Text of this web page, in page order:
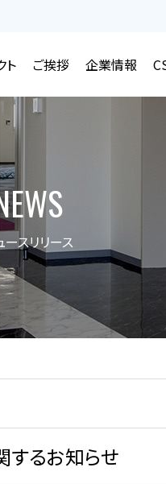
ト
ロボット関連装置
ご挨拶 企業情報
点 設備リスト
境方針
キャリア採用
説明資料
ースリリース
するお知らせ